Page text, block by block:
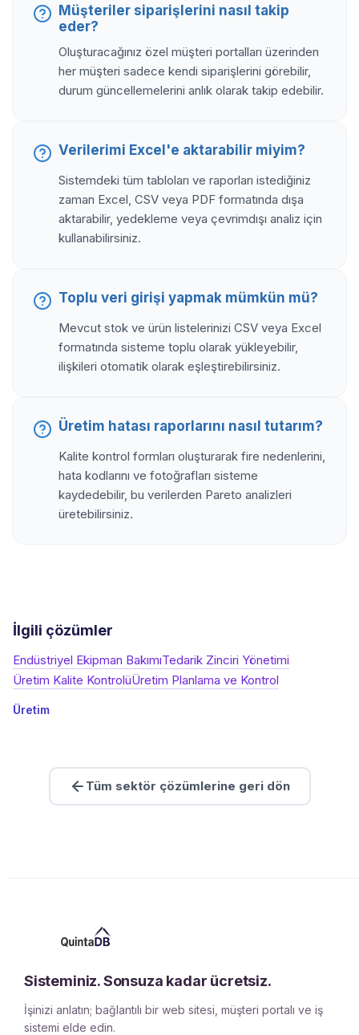
Müşteriler siparişlerini nasıl takip
eder?
Oluşturacağınız özel müşteri portalları üzerinden
her müşteri sadece kendi siparişlerini görebilir,
durum güncellemelerini anlık olarak takip edebilir.
Verilerimi Excel'e aktarabilir miyim?
Sistemdeki tüm tabloları ve raporları istediğiniz
zaman Excel, CSV veya PDF formatında dışa
aktarabilir, yedekleme veya çevrimdışı analiz için
kullanabilirsiniz.
Toplu veri girişi yapmak mümkün mü?
Mevcut stok ve ürün listelerinizi CSV veya Excel
formatında sisteme toplu olarak yükleyebilir,
ilişkileri otomatik olarak eşleştirebilirsiniz.
Üretim hatası raporlarını nasıl tutarım?
Kalite kontrol formları oluşturarak fire nedenlerini,
hata kodlarını ve fotoğrafları sisteme
kaydedebilir, bu verilerden Pareto analizleri
üretebilirsiniz.
İlgili çözümler
Endüstriyel Ekipman BakımıTedarik Zinciri Yönetimi
Üretim Kalite KontrolüÜretim Planlama ve Kontrol
Üretim
Tüm sektör çözümlerine geri dön
Sisteminiz. Sonsuza kadar ücretsiz.
İşinizi anlatın; bağlantılı bir web sitesi, müşteri portalı ve iş
sistemi elde edin.